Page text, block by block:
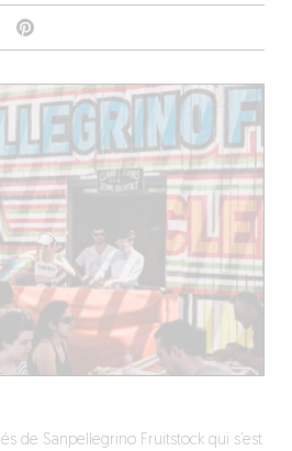
de Sanpellegrino Fruitstock qui s’est